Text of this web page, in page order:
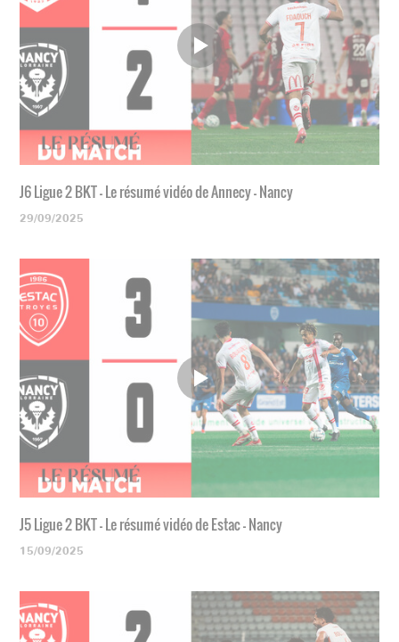
J6 Ligue 2 BKT - Le résumé vidéo de Annecy - Nancy
29/09/2025
J5 Ligue 2 BKT - Le résumé vidéo de Estac - Nancy
15/09/2025